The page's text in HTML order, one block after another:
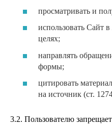
просматривать и
использовать Сайт
целях;
направлять
формы;
цитировать
на источник (ст.
3.2. Пользователю